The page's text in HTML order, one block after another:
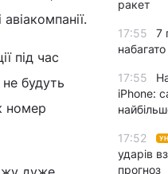
під час
будуть
номер
ракет
17:55
7
17:55
iPhone:
17:52
ударів
прогноз